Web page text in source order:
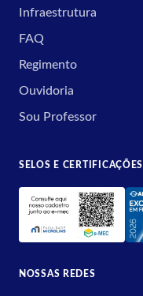
Infraestrutura
FAQ
Regimento
Ouvidoria
Sou Professor
SELOS E CERTIFICAÇÕES
NOSSAS REDES